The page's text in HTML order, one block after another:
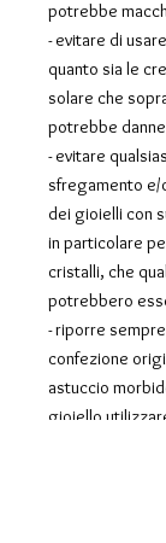
potrebbe
- evitare di
quanto sia le
solare che
potrebbe
- evitare
sfregamento
dei gioielli con
in particolare
cristalli, che
potrebbero
- riporre
confezione
astuccio
gioiello